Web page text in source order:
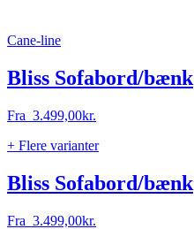
Cane-line
Bliss Sofabord/bænk
Fra 3.499,00kr.
+ Flere varianter
Bliss Sofabord/bænk
Fra 3.499,00kr.